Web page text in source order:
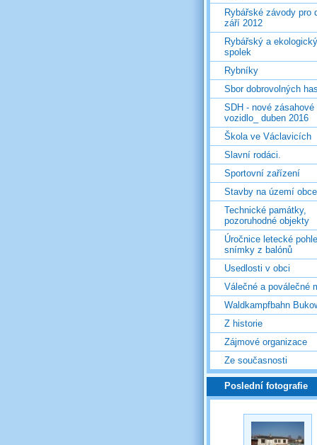
Rybářské závody pro
září 2012
Rybářský a ekologický
spolek
Rybníky
Sbor dobrovolných
SDH - nové zásahové
vozidlo_ duben 2016
Škola ve Václavicích
Slavní rodáci.
Sportovní zařízení
Stavby na území obce
Technické památky,
pozoruhodné objekty
Úročnice letecké
snímky z balónů
Usedlosti v obci
Válečné a poválečné
Waldkampfbahn
Z historie
Zájmové organizace
Ze současnosti
Poslední fotografie